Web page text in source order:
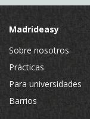
Madrideasy
Sobre nosotros
Prácticas
Para universidades
Barrios